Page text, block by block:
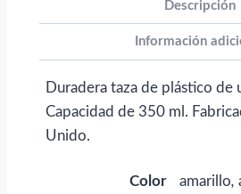
logo
Descripción
Información
Duradera taza de plástico de
Capacidad de 350 ml.
Unido.
Color amarillo,